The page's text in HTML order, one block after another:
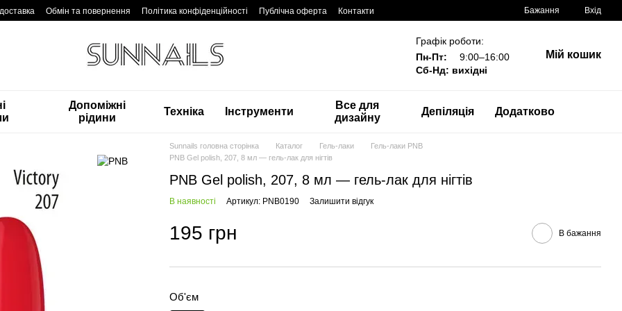
Обмін та повернення Політика конфіденційності Публічна оферта Контакти Бажання Вхід
Графік роботи:
Пн-Пт:
9:00–16:00
Сб-Нд: вихідні
Мій кошик
Допоміжні
рідини
Техніка Інструменти
Все для
дизайну
Депіляція Додатково
Sunnails головна сторінка Каталог Гель-лаки
Гель-лаки PNB
PNB Gel polish, 207, 8 мл — гель-лак для нігтів
PNB Gel polish, 207, 8 мл — гель-лак для нігтів
В наявності Артикул: PNB0190 Залишити відгук
195 грн В бажання
Об'єм